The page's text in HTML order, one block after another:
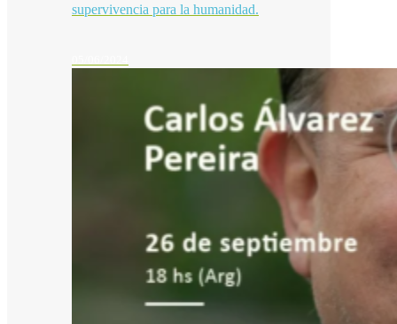
supervivencia para la humanidad.